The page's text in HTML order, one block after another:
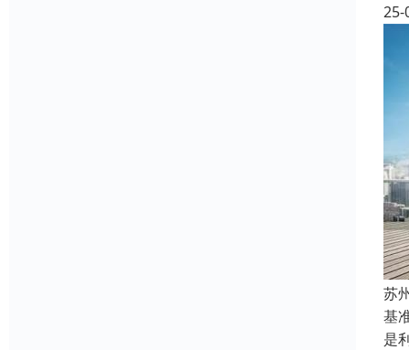
25-
苏
基
是